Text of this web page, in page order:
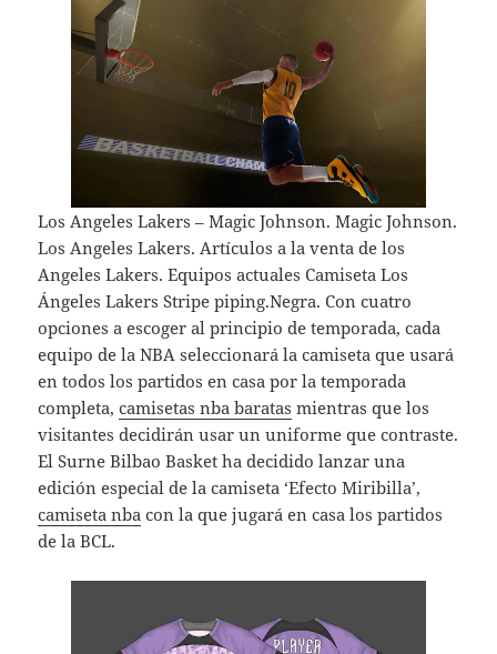
Los Angeles Lakers – Magic Johnson. Magic Johnson.
Los Angeles Lakers. Artículos a la venta de los
Angeles Lakers. Equipos actuales Camiseta Los
Ángeles Lakers Stripe piping.Negra. Con cuatro
opciones a escoger al principio de temporada, cada
equipo de la NBA seleccionará la camiseta que usará
en todos los partidos en casa por la temporada
completa,camisetas nba baratas mientras que los
visitantes decidirán usar un uniforme que contraste.
El Surne Bilbao Basket ha decidido lanzar una
edición especial de la camiseta ‘Efecto Miribilla’,
camiseta nba con la que jugará en casa los partidos
de la BCL.